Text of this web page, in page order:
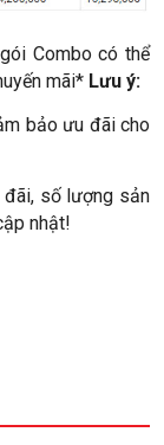
Combo có thể
mãi* Lưu ý:
bảo ưu đãi cho
đãi, số lượng sản
nhật!